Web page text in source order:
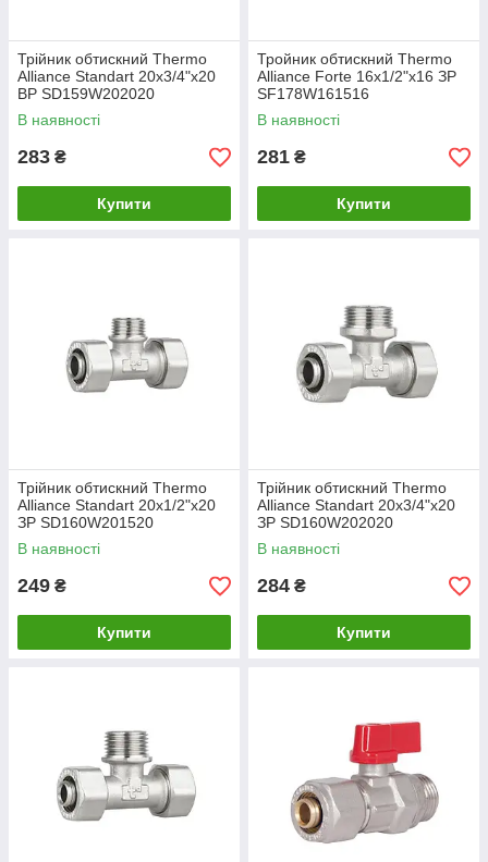
Трійник обтискний Thermo
Alliance Standart 20х3/4"х20
ВР SD159W202020
В наявності
283 ₴
Купити
Тройник обтискний Thermo
Alliance Forte 16х1/2"х16 ЗР
SF178W161516
В наявності
281 ₴
Купити
Трійник обтискний Thermo
Alliance Standart 20х1/2"х20
ЗР SD160W201520
В наявності
249 ₴
Купити
Трійник обтискний Thermo
Alliance Standart 20х3/4"х20
ЗР SD160W202020
В наявності
284 ₴
Купити